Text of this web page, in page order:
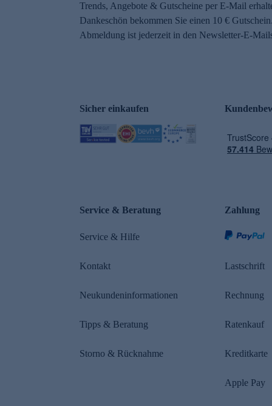
Trends, Angebote & Gutscheine per E-Mail
Dankeschön bekommen Sie einen 10 €
Abmeldung ist jederzeit in den Newsletter-E-
Sicher einkaufen
Service & Beratung
Service & Hilfe
Kontakt
Neukundeninformationen
Tipps & Beratung
Storno & Rücknahme
Zahlung
Lastschrift
Rechnung
Ratenkauf
Kreditkarte
Apple Pay